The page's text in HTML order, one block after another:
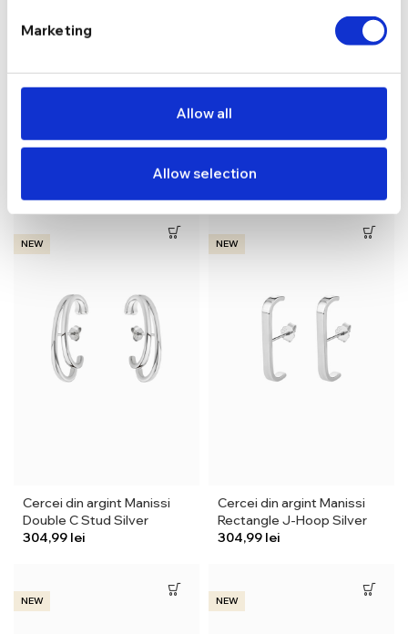
Marketing
Allow all
Allow selection
Cercei din argint Manissi
Cercei din argint Manissi
NEW
Cercei din argint Manissi
Double C Stud Silver
lei
NEW
Cercei din argint Manissi
Rectangle J-Hoop Silver
lei
NEW NEW